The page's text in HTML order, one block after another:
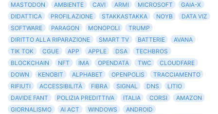
MASTODON
AMBIENTE CAVI ARMI MICROSOFT
GAIA-X
DIDATTICA
PROFILAZIONE STAKKASTAKKA NOYB
DATA VIZ
SOFTWARE
PARAGON MONOPOLI
TRUMP
DIRITTO ALLA RIPARAZIONE
SMART TV BATTERIE
AVANA
TIK TOK
CGUE APP APPLE DSA
TECHBROS
BLOCKCHAIN
NFT IMA OPENDATA TWC
CLOUDFARE
DOWN
KENOBIT ALPHABET OPENPOLIS
TRACCIAMENTO
RIFIUTI
ACCESSIBILITÀ FIBRA SIGNAL DNS
LITIO
DAVIDE FANT
POLIZIA PREDITTIVA ITALIA CORSI
AMAZON
GIORNALISMO
AI ACT WINDOWS
ANDROID